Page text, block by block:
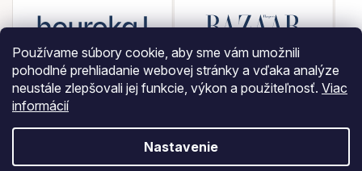
Používame súbory cookie, aby sme vám umožnili
pohodlné prehliadanie webovej stránky a vďaka analýze
neustále zlepšovali jej funkcie, výkon a použiteľnosť. Viac
informácií
Nastavenie